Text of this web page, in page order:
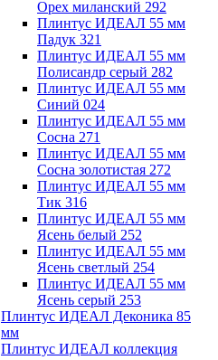
Орех миланский 292
Плинтус ИДЕАЛ 55 мм
Падук 321
Плинтус ИДЕАЛ 55 мм
Полисандр серый 282
Плинтус ИДЕАЛ 55 мм
Синий 024
Плинтус ИДЕАЛ 55 мм
Сосна 271
Плинтус ИДЕАЛ 55 мм
Сосна золотистая 272
Плинтус ИДЕАЛ 55 мм
Тик 316
Плинтус ИДЕАЛ 55 мм
Ясень белый 252
Плинтус ИДЕАЛ 55 мм
Ясень светлый 254
Плинтус ИДЕАЛ 55 мм
Ясень серый 253
Плинтус ИДЕАЛ Деконика 85
мм
Плинтус ИДЕАЛ коллекция